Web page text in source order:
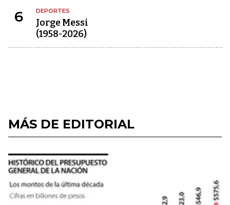
6 DEPORTES
Jorge Messi
(1958-2026)
MÁS DE EDITORIAL